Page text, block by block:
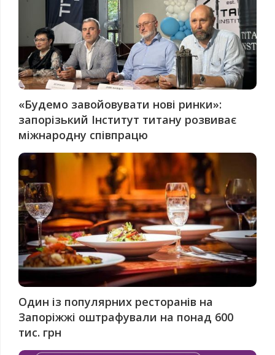
«Будемо завойовувати нові ринки»:
запорізький Інститут титану розвиває
міжнародну співпрацю
Один із популярних ресторанів на
Запоріжжі оштрафували на понад 600
тис. грн